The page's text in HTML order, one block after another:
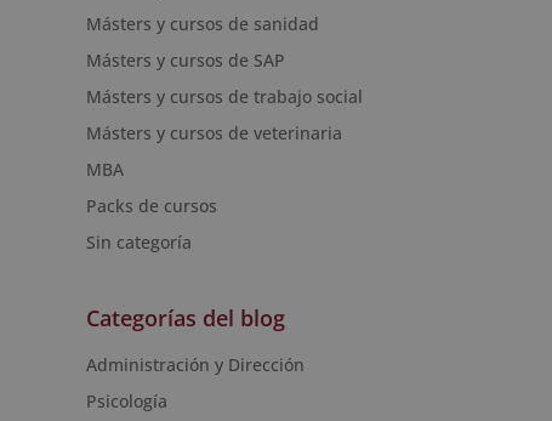
Másters y cursos de sanidad
Másters y cursos de SAP
Másters y cursos de trabajo social
Másters y cursos de veterinaria
MBA
Packs de cursos
Sin categoría
Categorías del blog
Administración y Dirección
Psicología